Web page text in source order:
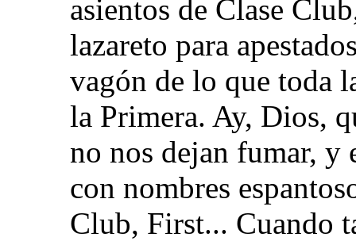
asientos de Clase
lazareto para
vagón de lo que toda
la Primera. Ay, Dios,
no nos dejan fumar, y
con nombres
Club, First... Cuando